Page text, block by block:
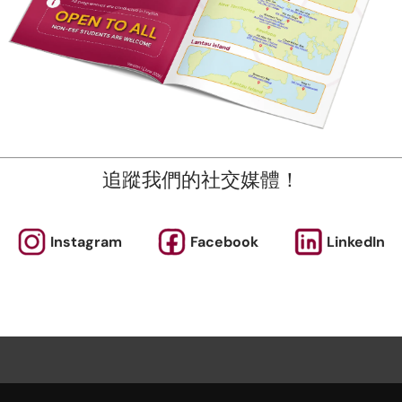
追蹤我們的社交媒體！
Instagram Facebook LinkedIn
STEM 和遊戲小組課程。
點擊「了解更多」查看我們的學期表。